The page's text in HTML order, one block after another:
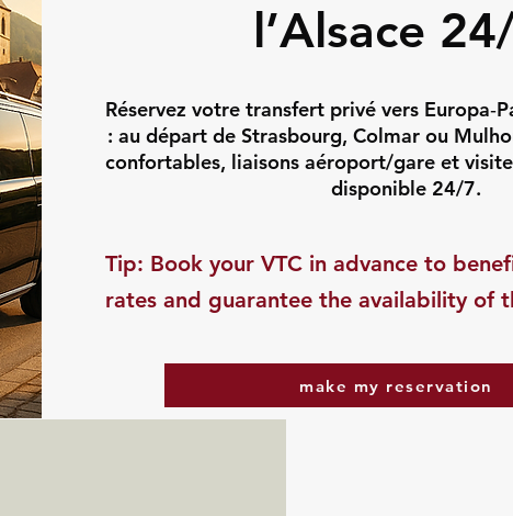
l’Alsace
Réservez votre transfert privé vers
: au départ de Strasbourg, Colmar ou
confortables, liaisons aéroport/gare et
disponible 24/7.
​Tip: Book your VTC in advance to
rates and guarantee the availability of
make my reservation